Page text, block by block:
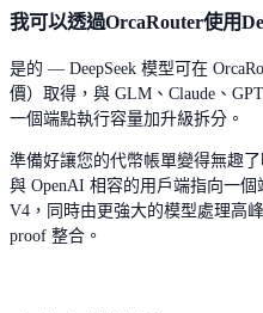
我可以透過OrcaRouter使用
是的 — DeepSeek 模型可在
價）取得，與 GLM、Claude、
一個端點執行容量加升級拆分。
準備好讓您的代幣帳單變得無趣
與 OpenAI 相容的用戶端指向一個
V4，同時由更強大的模型處理高
proof 整合。